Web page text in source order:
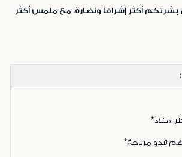
بشرتكم أكثر إشراقاً ونضارة، مع ملمس أكثر
امتلاءً*
تبدو مرتاحة*